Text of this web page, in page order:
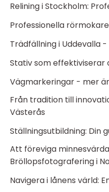
Relining i Stockholm:
Professionella
Trädfällning i Uddevalla
Stativ som
Vägmarkeringar - mer
Från tradition till
Västerås
Ställningsutbildning: Din
Att föreviga
Bröllopsfotografering i
Navigera i lånens värld: